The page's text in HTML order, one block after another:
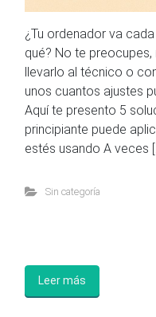
¿Tu ordenador va
qué? No te
llevarlo al técnico o
unos cuantos ajustes
Aquí te presento 5
principiante puede
estés usando A veces
Sin categoría
Leer más